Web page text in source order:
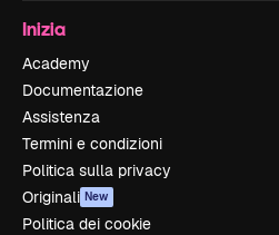
Inizia
Academy
Documentazione
Assistenza
Termini e condizioni
Politica sulla privacy
Originali New
Politica dei cookie